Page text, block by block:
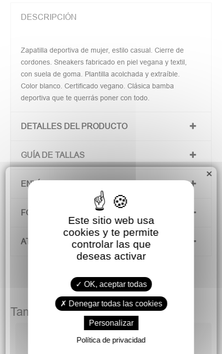
DESCRIPCIÓN
Zapatilla deportiva de mujer, estilo casual. Cierre de
cordones. Sneakers fabricado en piel vegana y textil,
con suela de goma. Plantilla acolchada y extraíble.
Color blanco. Certificado vegano. Clásica bamba
deportiva que te querrás poner con todo.
DETALLES DEL PRODUCTO
GUÍA DE TALLAS
ENVÍOS Y DEVOLUCIONES
FORMAS DE PAGO
ATENCIÓN AL CLIENTE
También podría gustarte
×
Este sitio web usa
cookies y te permite
controlar las que
deseas activar
OK, aceptar todas
Denegar todas las cookies
Personalizar
Política de privacidad